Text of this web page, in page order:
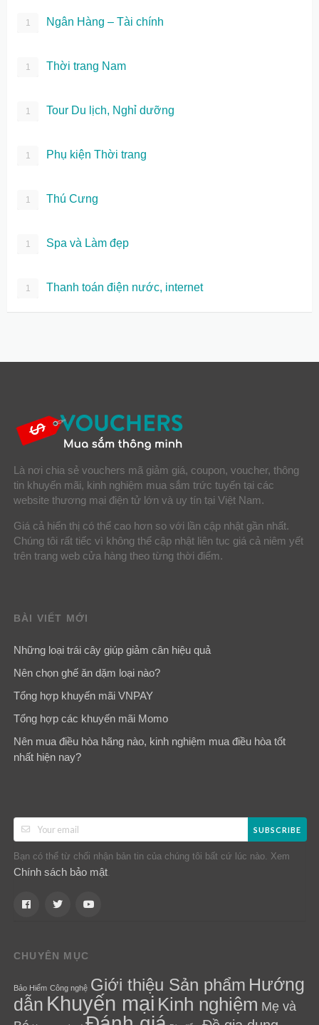
1 Ngân Hàng – Tài chính
1 Thời trang Nam
1 Tour Du lịch, Nghỉ dưỡng
1 Phụ kiện Thời trang
1 Thú Cưng
1 Spa và Làm đẹp
1 Thanh toán điện nước, internet
Là nơi chia sẻ vouchers mã giảm giá, coupon, voucher, thông
tin khuyến mãi, kinh nghiệm mua sắm trức tuyến tại các
website thương mại điện tử lớn và uy tín tại Việt Nam.
Giá cả hiển thị có thể cao hơn so với lần cập nhật gần nhất.
Chúng tôi rất tiếc vì không thể cập nhật liên tục giá cả niêm yết
trên trang web cửa hàng theo từng thời điểm.
BÀI VIẾT MỚI
Những loại trái cây giúp giảm cân hiệu quả
Nên chọn ghế ăn dặm loại nào?
Tổng hợp khuyến mãi VNPAY
Tổng hợp các khuyến mãi Momo
Nên mua điều hòa hãng nào, kinh nghiệm mua điều hòa tốt
nhất hiện nay?
SUBSCRIBE
Bạn có thể từ chối nhận bản tin của chúng tôi bất cứ lúc nào. Xem
Chính sách bảo mật
CHUYÊN MỤC
Bảo Hiểm Công nghệ Giới thiệu Sản phẩm Hướng
dẫn Khuyến mại Kinh nghiệm Mẹ và